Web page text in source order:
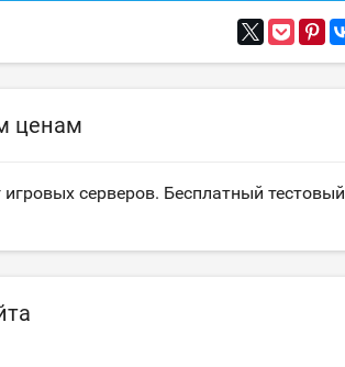
ценам
серверов. Бесплатный тестовый